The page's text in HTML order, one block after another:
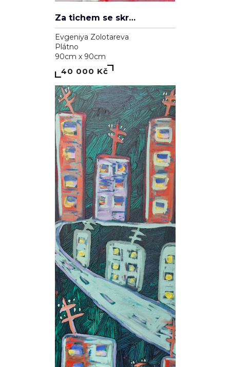
Za tichem se skrývá hluk
Evgeniya Zolotareva
Plátno
90cm x 90cm
40 000 Kč